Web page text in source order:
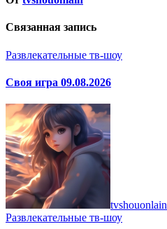
Связанная запись
Развлекательные тв-шоу
Своя игра 09.08.2026
tvshouonlain
Развлекательные тв-шоу